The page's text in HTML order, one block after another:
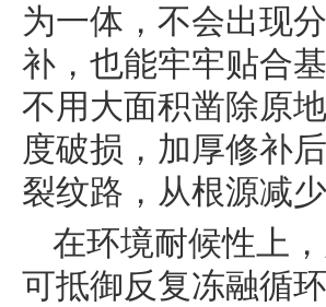
为一体，不会出现
补，也能牢牢贴合
不用大面积凿除原
度破损，加厚修补
裂纹路，从根源减
在环境耐候性上
可抵御反复冻融循